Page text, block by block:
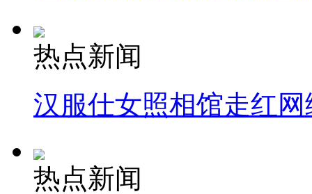
热点新闻
汉服仕女照相馆走红网
热点新闻